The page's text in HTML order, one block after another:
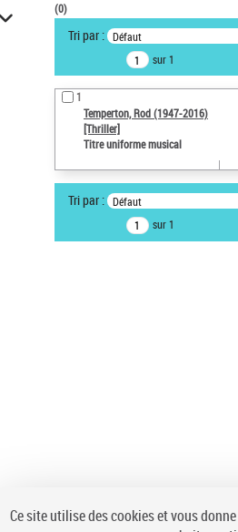
VOTRE RECHERCHE
Recherche avancée dans les
notices d’autorité
Œuvres liées à l'auteur :
Temperton, Rod (1947-2016)
Type de notice d'autorité
Titre uniforme musical
Auteur d’œuvre
(0)
Tri par : Défaut
sur 1
1
Temperton, Rod (1947-2016)
[Thriller]
Titre uniforme musical
Tri par : Défaut
sur 1
Ce site utilise des cookies et vous